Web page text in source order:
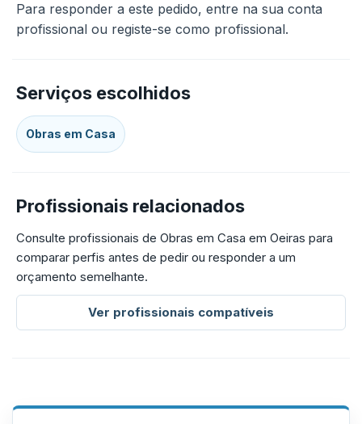
Para responder a este pedido, entre na sua conta
profissional ou registe-se como profissional.
Serviços escolhidos
Obras em Casa
Profissionais relacionados
Consulte profissionais de Obras em Casa em Oeiras para
comparar perfis antes de pedir ou responder a um
orçamento semelhante.
Ver profissionais compatíveis